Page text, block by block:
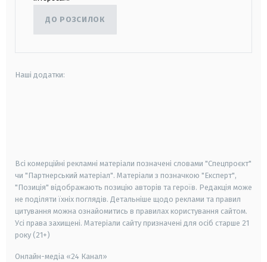
ДО РОЗСИЛОК
Наші додатки:
Всі комерційні рекламні матеріали позначені словами "Спецпроєкт"
чи "Партнерський матеріал". Матеріали з позначкою "Експерт",
"Позиція" відображають позицію авторів та героїв. Редакція може
не поділяти їхніх поглядів. Детальніше щодо реклами та правил
цитування можна ознайомитись в правилах користування сайтом.
Усі права захищені. Матеріали сайту призначені для осіб старше 21
року (21+)
Онлайн-медіа «24 Канал»